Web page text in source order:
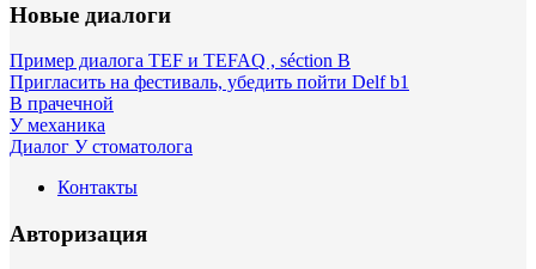
Новые диалоги
Пример диалога TEF и TEFAQ , séction B
Пригласить на фестиваль, убедить пойти Delf b1
В прачечной
У механика
Диалог У стоматолога
Контакты
Авторизация